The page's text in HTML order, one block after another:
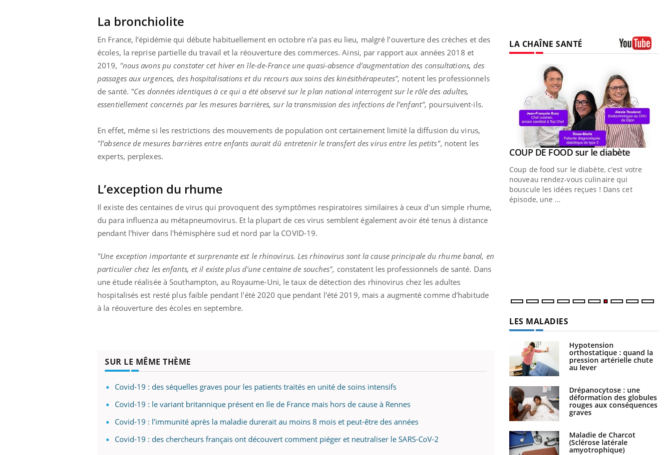
La bronchiolite
En France, l’épidémie qui débute habituellement en octobre n’a pas eu lieu, malgré l’ouverture des crèches et des
écoles, la reprise partielle du travail et la réouverture des commerces. Ainsi, par rapport aux années 2018 et
2019, "nous avons pu constater cet hiver en île-de-France une quasi-absence d’augmentation des consultations, des
passages aux urgences, des hospitalisations et du recours aux soins des kinésithérapeutes", notent les professionnels
de santé. "Ces données identiques à ce qui a été observé sur le plan national interrogent sur le rôle des adultes,
essentiellement concernés par les mesures barrières, sur la transmission des infections de l’enfant", poursuivent-ils.
En effet, même si les restrictions des mouvements de population ont certainement limité la diffusion du virus,
"l’absence de mesures barrières entre enfants aurait dû entretenir le transfert des virus entre les petits", notent les
experts, perplexes.
L’exception du rhume
Il existe des centaines de virus qui provoquent des symptômes respiratoires similaires à ceux d'un simple rhume,
du para influenza au métapneumovirus. Et la plupart de ces virus semblent également avoir été tenus à distance
pendant l'hiver dans l'hémisphère sud et nord par la COVID-19.
"Une exception importante et surprenante est le rhinovirus. Les rhinovirus sont la cause principale du rhume banal, en
particulier chez les enfants, et il existe plus d'une centaine de souches", constatent les professionnels de santé. Dans
une étude réalisée à Southampton, au Royaume-Uni, le taux de détection des rhinovirus chez les adultes
hospitalisés est resté plus faible pendant l'été 2020 que pendant l'été 2019, mais a augmenté comme d'habitude
à la réouverture des écoles en septembre.
SUR LE MÊME THÈME
Covid-19 : des séquelles graves pour les patients traités en unité de soins intensifs
Covid-19 : le variant britannique présent en Ile de France mais hors de cause à Rennes
Covid-19 : l’immunité après la maladie durerait au moins 8 mois et peut-être des années
Covid-19 : des chercheurs français ont découvert comment piéger et neutraliser le SARS-CoV-2
LA CHAÎNE SANTÉ
Diabète & Ramadan 2026
diabète, c'est une période de questions, de
Un « jumeau numérique » pour
Un établissement lié à un groupe
santé : l'utilisation d'un « jumeau
numérique » permet ...
COUP DE FOOD sur le diabète Youtube
LES MALADIES
Hypotension
orthostatique : quand la
pression artérielle chute
au lever
Drépanocytose : une
déformation des globules
rouges aux conséquences
graves
Maladie de Charcot
(Sclérose latérale
amyotrophique)